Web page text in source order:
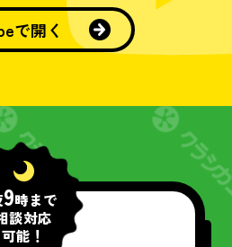
で開く
9時まで
談対応
可能！